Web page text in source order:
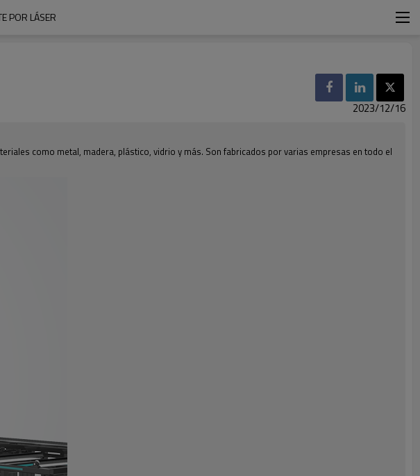
POR LÁSER
2023/12/16
como metal, madera, plástico, vidrio y más. Son fabricados por varias empresas en todo el